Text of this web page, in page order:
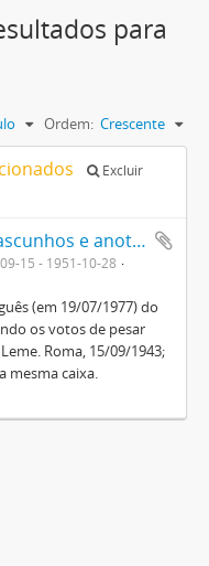
para
Ordem: Crescente
Excluir
Correspondências, bilhetes, rascunhos e anotações diversas de Getúlio Vargas, algumas incompletas, sobre assuntos pessoais e políticos
15 - 1951-10-28
(em 19/07/1977) do
os votos de pesar
Roma, 15/09/1943;
mesma caixa.